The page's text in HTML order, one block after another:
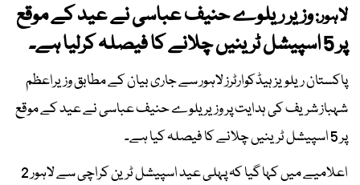
لاہور:وزیر ریلوے حنیف عباسی نے عید کے موقع
پر 5 اسپیشل ٹرینیں چلانے کا فیصلہ کرلیا ہے۔
پاکستان ریلویز ہیڈکوارٹرز لاہور سے جاری بیان کے مطابق وزیراعظم
شہباز شریف کی ہدایت پر وزیر یلوے حنیف عباسی نے عید کے موقع
پر 5 اسپیشل ٹرینیں چلانے کا فیصلہ کیا ہے۔
اعلامیے میں کہا گیا کہ پہلی عید اسپیشل ٹرین کراچی سے لاہور 2